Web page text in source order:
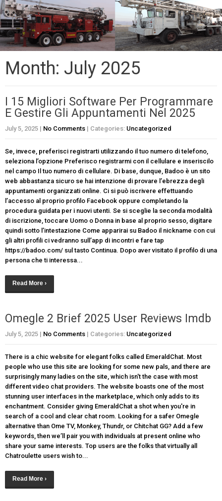
Month: July 2025
I 15 Migliori Software Per Programmare
E Gestire Gli Appuntamenti Nel 2025
July 5, 2025 | No Comments | Categories: Uncategorized
Se, invece, preferisci registrarti utilizzando il tuo numero di telefono,
seleziona l’opzione Preferisco registrarmi con il cellulare e inseriscilo
nel campo Il tuo numero di cellulare. Di base, dunque, Badoo è un sito
web abbastanza sicuro se hai intenzione di provare l’ebrezza degli
appuntamenti organizzati online. Ci si può iscrivere effettuando
l’accesso al proprio profilo Facebook oppure completando la
procedura guidata per i nuovi utenti. Se si sceglie la seconda modalità
di iscrizione, toccare Uomo o Donna in base al proprio sesso, digitare
quindi sotto l’intestazione Come apparirai su Badoo il nickname con cui
gli altri profili ci vedranno sull’app di incontri e fare tap
https://badoo.com/ sul tasto Continua. Dopo aver visitato il profilo di una
persona che ti interessa...
Read More ›
Omegle 2 Brief 2025 User Reviews Imdb
July 5, 2025 | No Comments | Categories: Uncategorized
There is a chic website for elegant folks called EmeraldChat. Most
people who use this site are looking for some new pals, and there are
surprisingly many ladies on the site, which isn't the case with most
different video chat providers. The website boasts one of the most
stunning user interfaces in the marketplace, which only adds to its
enchantment. Consider giving EmeraldChat a shot when you're in
search of a cool and clear chat room. Looking for a safer Omegle
alternative than Ome TV, Monkey, Thundr, or Chitchat GG? Add a few
keywords, then we’ll pair you with individuals at present online who
share your same interests. Top users are the folks that virtually all
Chatroulette users wish to...
Read More ›